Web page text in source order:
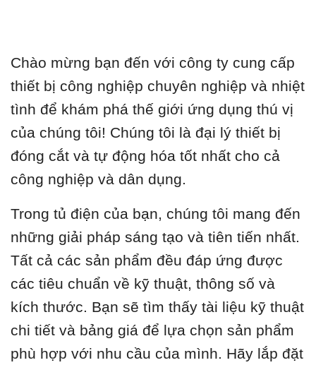
Chào mừng bạn đến với công ty cung cấp
thiết bị công nghiệp chuyên nghiệp và nhiệt
tình để khám phá thế giới ứng dụng thú vị
của chúng tôi! Chúng tôi là đại lý thiết bị
đóng cắt và tự động hóa tốt nhất cho cả
công nghiệp và dân dụng.
Trong tủ điện của bạn, chúng tôi mang đến
những giải pháp sáng tạo và tiên tiến nhất.
Tất cả các sản phẩm đều đáp ứng được
các tiêu chuẩn về kỹ thuật, thông số và
kích thước. Bạn sẽ tìm thấy tài liệu kỹ thuật
chi tiết và bảng giá để lựa chọn sản phẩm
phù hợp với nhu cầu của mình. Hãy lắp đặt